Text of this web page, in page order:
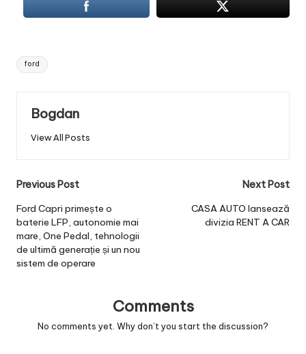
Tags:
ford
Bogdan
View All Posts
Post
navigation
Previous Post
Ford Capri primește o
baterie LFP, autonomie mai
mare, One Pedal, tehnologii
de ultimă generație și un nou
sistem de operare
Next Post
CASA AUTO lansează
divizia RENT A CAR
Comments
No comments yet. Why don’t you start the discussion?